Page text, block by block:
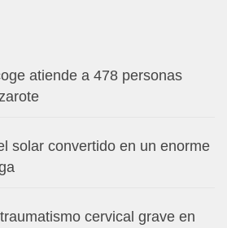
atiende a 478 personas
solar convertido en un enorme
cervical grave en